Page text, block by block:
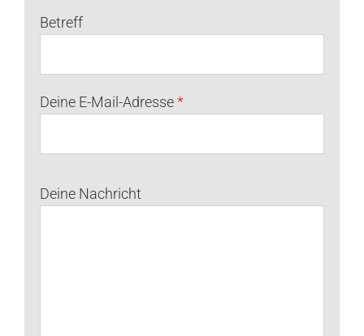
Betreff
Deine E-Mail-Adresse*
Deine Nachricht